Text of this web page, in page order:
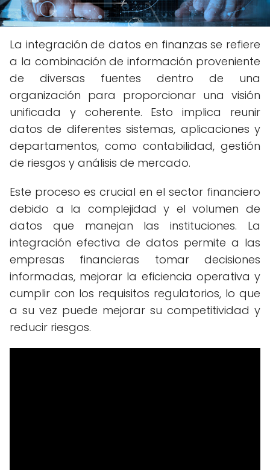
La integración de datos en finanzas se refiere
a la combinación de información proveniente
de diversas fuentes dentro de una
organización para proporcionar una visión
unificada y coherente. Esto implica reunir
datos de diferentes sistemas, aplicaciones y
departamentos, como contabilidad, gestión
de riesgos y análisis de mercado.
Este proceso es crucial en el sector financiero
debido a la complejidad y el volumen de
datos que manejan las instituciones. La
integración efectiva de datos permite a las
empresas financieras tomar decisiones
informadas, mejorar la eficiencia operativa y
cumplir con los requisitos regulatorios, lo que
a su vez puede mejorar su competitividad y
reducir riesgos.